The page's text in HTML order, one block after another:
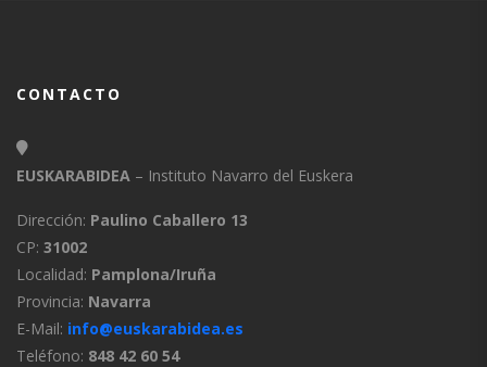
CONTACTO
EUSKARABIDEA – Instituto Navarro del Euskera
Dirección: Paulino Caballero 13
CP: 31002
Localidad: Pamplona/Iruña
Provincia: Navarra
E-Mail: info@euskarabidea.es
Teléfono: 848 42 60 54